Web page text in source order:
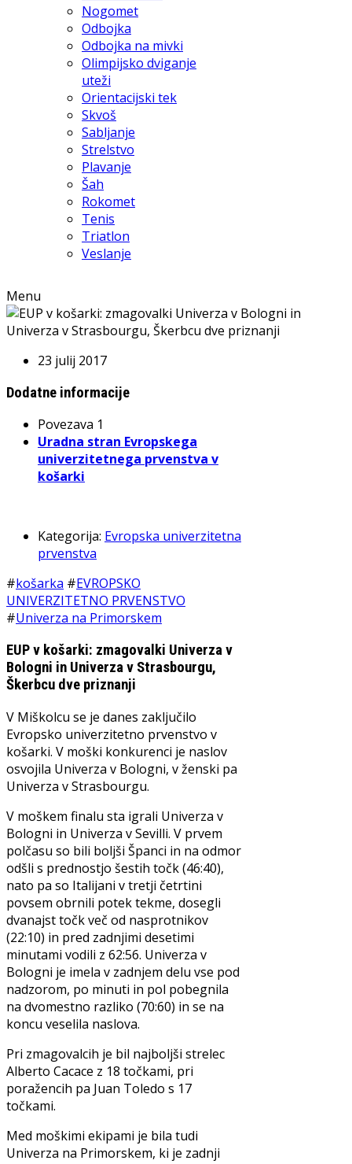
Nogomet
Odbojka
Odbojka na mivki
Olimpijsko dviganje
uteži
Orientacijski tek
Skvoš
Sabljanje
Strelstvo
Plavanje
Šah
Rokomet
Tenis
Triatlon
Veslanje
Menu
23 julij 2017
Dodatne informacije
Povezava 1
Uradna stran Evropskega
univerzitetnega prvenstva v
košarki
Kategorija: Evropska univerzitetna
prvenstva
#košarka #EVROPSKO
UNIVERZITETNO PRVENSTVO
#Univerza na Primorskem
EUP v košarki: zmagovalki Univerza v
Bologni in Univerza v Strasbourgu,
Škerbcu dve priznanji
V Miškolcu se je danes zaključilo
Evropsko univerzitetno prvenstvo v
košarki. V moški konkurenci je naslov
osvojila Univerza v Bologni, v ženski pa
Univerza v Strasbourgu.
V moškem finalu sta igrali Univerza v
Bologni in Univerza v Sevilli. V prvem
polčasu so bili boljši Španci in na odmor
odšli s prednostjo šestih točk (46:40),
nato pa so Italijani v tretji četrtini
povsem obrnili potek tekme, dosegli
dvanajst točk več od nasprotnikov
(22:10) in pred zadnjimi desetimi
minutami vodili z 62:56. Univerza v
Bologni je imela v zadnjem delu vse pod
nadzorom, po minuti in pol pobegnila
na dvomestno razliko (70:60) in se na
koncu veselila naslova.
Pri zmagovalcih je bil najboljši strelec
Alberto Cacace z 18 točkami, pri
poražencih pa Juan Toledo s 17
točkami.
Med moškimi ekipami je bila tudi
Univerza na Primorskem, ki je zadnji